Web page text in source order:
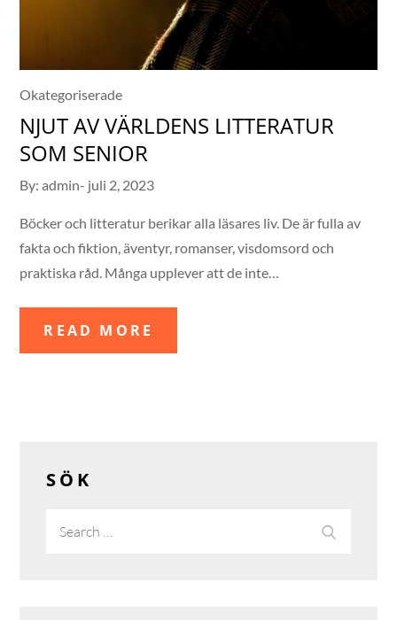
Okategoriserade
NJUT AV VÄRLDENS LITTERATUR
SOM SENIOR
By:admin Posted
juli 2, 2023
Böcker och litteratur berikar alla läsares liv. De är fulla av
fakta och fiktion, äventyr, romanser, visdomsord och
praktiska råd. Många upplever att de inte…
READ MORE
SÖK